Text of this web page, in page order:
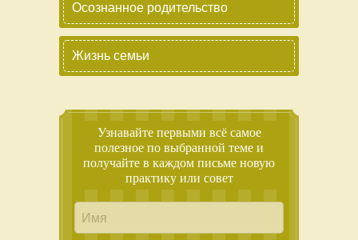
Осознанное родительство
Жизнь семьи
Узнавайте первыми всё самое
полезное по выбранной теме и
получайте в каждом письме новую
практику или совет